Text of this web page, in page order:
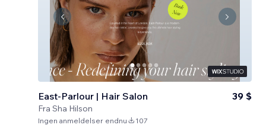
East-Parlour | Hair Salon
Fra Sha Hilson
39 $
Ingen anmeldelser endnu 107